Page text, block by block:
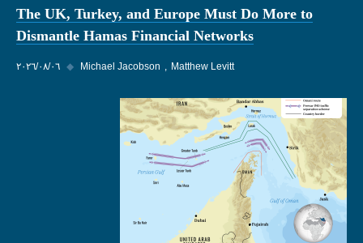
The UK, Turkey, and Europe Must Do More to
Dismantle Hamas Financial Networks
٠٦‏/٠٨‏/٢٠٢٦ ◆ Michael Jacobson Matthew Levitt